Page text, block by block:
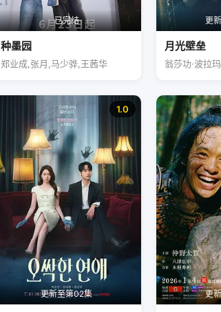
已完结
种墨园
郑业成,张月,马少骅,王茜华
更
月光壁垒
翁莎功·波拉
1.0
更新至第02集 更